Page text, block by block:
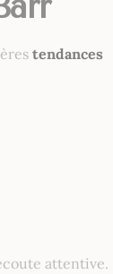
tendances
attentive.